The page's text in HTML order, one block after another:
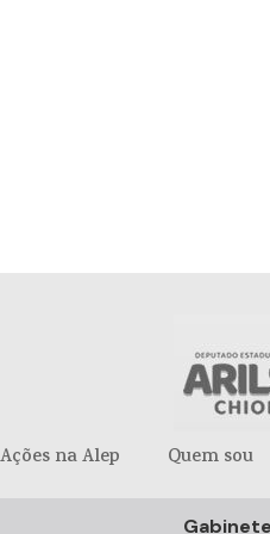
Ações na Alep Quem sou